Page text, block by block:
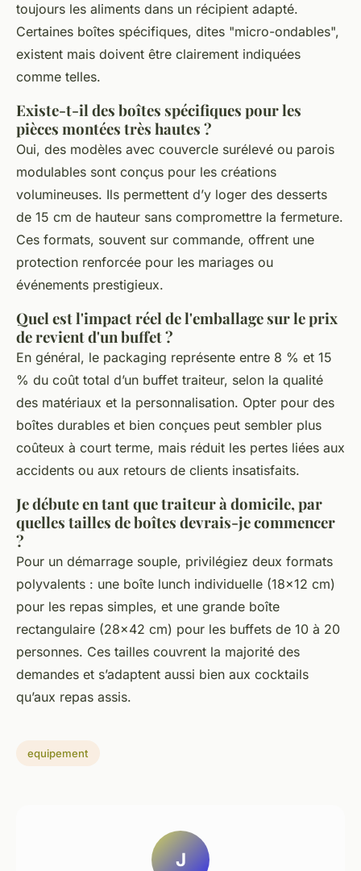
toujours les aliments dans un récipient adapté.
Certaines boîtes spécifiques, dites "micro-ondables",
existent mais doivent être clairement indiquées
comme telles.
Existe-t-il des boîtes spécifiques pour les
pièces montées très hautes ?
Oui, des modèles avec couvercle surélevé ou parois
modulables sont conçus pour les créations
volumineuses. Ils permettent d’y loger des desserts
de 15 cm de hauteur sans compromettre la fermeture.
Ces formats, souvent sur commande, offrent une
protection renforcée pour les mariages ou
événements prestigieux.
Quel est l'impact réel de l'emballage sur le prix
de revient d'un buffet ?
En général, le packaging représente entre 8 % et 15
% du coût total d’un buffet traiteur, selon la qualité
des matériaux et la personnalisation. Opter pour des
boîtes durables et bien conçues peut sembler plus
coûteux à court terme, mais réduit les pertes liées aux
accidents ou aux retours de clients insatisfaits.
Je débute en tant que traiteur à domicile, par
quelles tailles de boîtes devrais-je commencer
?
Pour un démarrage souple, privilégiez deux formats
polyvalents : une boîte lunch individuelle (18x12 cm)
pour les repas simples, et une grande boîte
rectangulaire (28x42 cm) pour les buffets de 10 à 20
personnes. Ces tailles couvrent la majorité des
demandes et s’adaptent aussi bien aux cocktails
qu’aux repas assis.
equipement
J